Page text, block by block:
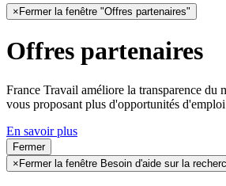
× Fermer la fenêtre "Offres partenaires"
Offres partenaires
France Travail améliore la transparence du
vous proposant plus d'opportunités d'emploi
En savoir plus
Fermer
× Fermer la fenêtre Besoin d'aide sur la